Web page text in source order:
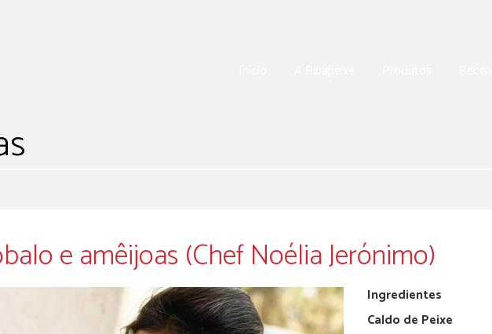
e amêijoas (Chef Noélia Jerónimo)
Ingredientes
Caldo de Peixe